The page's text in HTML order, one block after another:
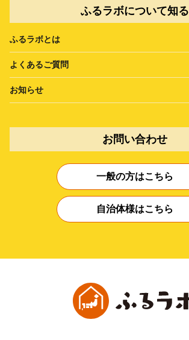
ふるラボについて知る
ふるラボとは
よくあるご質問
お知らせ
お問い合わせ
一般の方はこちら
自治体様はこちら